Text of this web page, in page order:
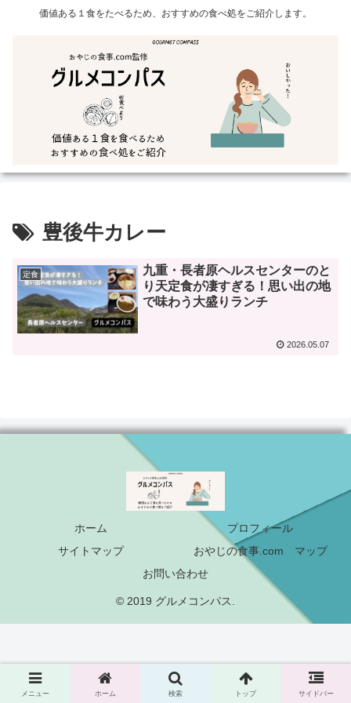
価値ある１食をたべるため、おすすめの食べ処をご紹介します。
豊後牛カレー
定食
九重・長者原ヘルスセンターのと
り天定食が凄すぎる！思い出の地
で味わう大盛りランチ
2026.05.07
ホーム
プロフィール
サイトマップ
おやじの食事.com マップ
お問い合わせ
© 2019 グルメコンパス.
メニュー ホーム 検索 トップ サイドバー